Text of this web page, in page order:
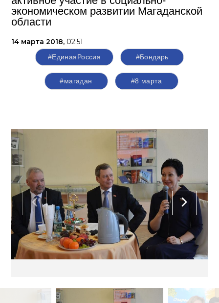
экономическом развитии Магаданской
области
14 марта 2018, 02:51
#ЕдинаяРоссия #Бондарь
#магадан #8 марта